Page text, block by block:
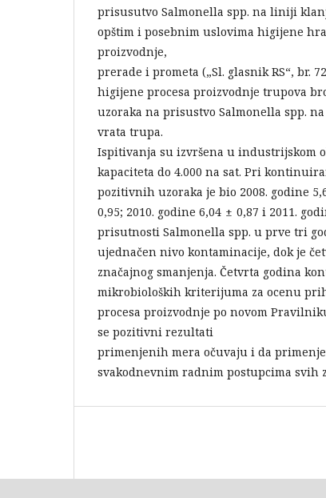
prisusutvo Salmonella spp. na liniji
opštim i posebnim uslovima higijene
proizvodnje,
prerade i prometa („Sl. glasnik RS“, br.
higijene procesa proizvodnje trupova
uzoraka na prisustvo Salmonella spp.
vrata trupa.
Ispitivanja su izvršena u industrijskom
kapaciteta do 4.000 na sat. Pri
pozitivnih uzoraka je bio 2008. godine
0,95; 2010. godine 6,04 ± 0,87 i 2011.
prisutnosti Salmonella spp. u prve tri
ujednačen nivo kontaminacije, dok je
značajnog smanjenja. Četvrta godina
mikrobioloških kriterijuma za ocenu
procesa proizvodnje po novom
se pozitivni rezultati
primenjenih mera očuvaju i da
svakodnevnim radnim postupcima svih